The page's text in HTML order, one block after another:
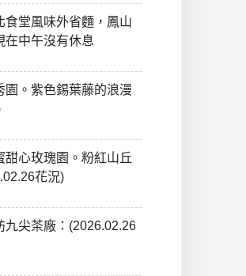
食堂風味外省麵，鳳山
在中午沒有休息
園。紫色錫葉藤的浪漫
甜心玫瑰園。粉紅山丘
花況)
九尖茶廠：(2026.02.26